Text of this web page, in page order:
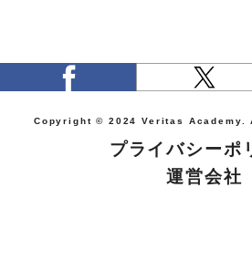
Copyright © 2024 Veritas Academy.
プライバシーポ
運営会社